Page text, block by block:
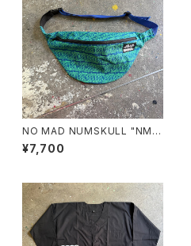
NO MAD NUMSKULL "NMN
ALL OVER PATTERN PRINT
WAIST POUCH"(LARGE)
¥7,700